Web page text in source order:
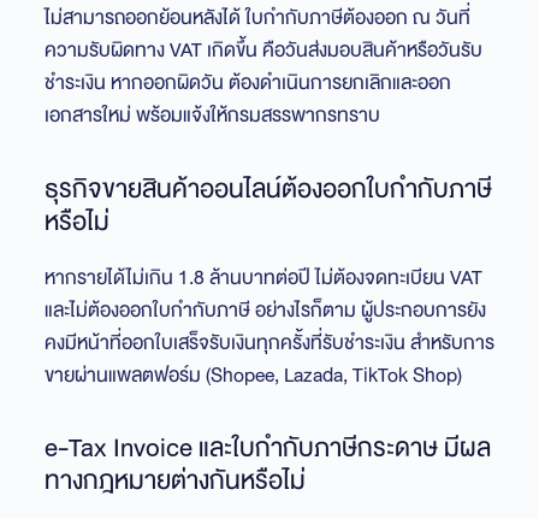
ไม่สามารถออกย้อนหลังได้ ใบกำกับภาษีต้องออก ณ วันที่
ความรับผิดทาง VAT เกิดขึ้น คือวันส่งมอบสินค้าหรือวันรับ
ชำระเงิน หากออกผิดวัน ต้องดำเนินการยกเลิกและออก
เอกสารใหม่ พร้อมแจ้งให้กรมสรรพากรทราบ
ธุรกิจขายสินค้าออนไลน์ต้องออกใบกำกับภาษี
หรือไม่
หากรายได้ไม่เกิน 1.8 ล้านบาทต่อปี ไม่ต้องจดทะเบียน VAT
และไม่ต้องออกใบกำกับภาษี อย่างไรก็ตาม ผู้ประกอบการยัง
คงมีหน้าที่ออกใบเสร็จรับเงินทุกครั้งที่รับชำระเงิน สำหรับการ
ขายผ่านแพลตฟอร์ม (Shopee, Lazada, TikTok Shop)
e-Tax Invoice และใบกำกับภาษีกระดาษ มีผล
ทางกฎหมายต่างกันหรือไม่